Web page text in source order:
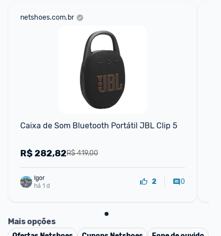
netshoes.com.br
Caixa de Som Bluetooth Portátil JBL Clip 5
R$ 419,00
R$282,82
Igor
há 1 d
2 0
Mais opções